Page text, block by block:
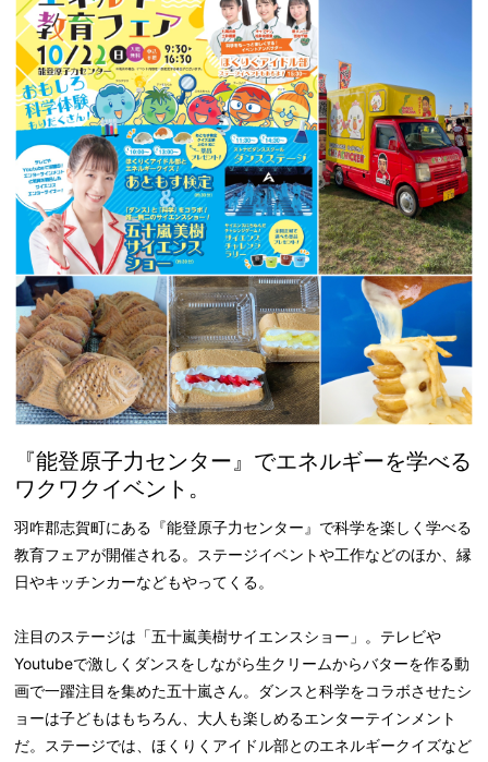
『能登原子力センター』でエネルギーを学べる
ワクワクイベント。
羽咋郡志賀町にある『能登原子力センター』で科学を楽しく学べる
教育フェアが開催される。ステージイベントや工作などのほか、縁
日やキッチンカーなどもやってくる。
注目のステージは「五十嵐美樹サイエンスショー」。テレビや
Youtubeで激しくダンスをしながら生クリームからバターを作る動
画で一躍注目を集めた五十嵐さん。ダンスと科学をコラボさせたシ
ョーは子どもはもちろん、大人も楽しめるエンターテインメント
だ。ステージでは、ほくりくアイドル部とのエネルギークイズなど